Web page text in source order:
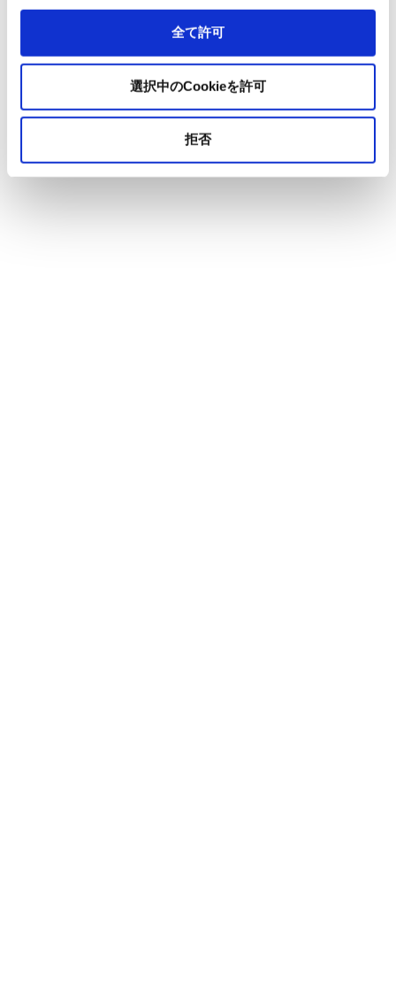
全て許可
選択中のCookieを許可
拒否